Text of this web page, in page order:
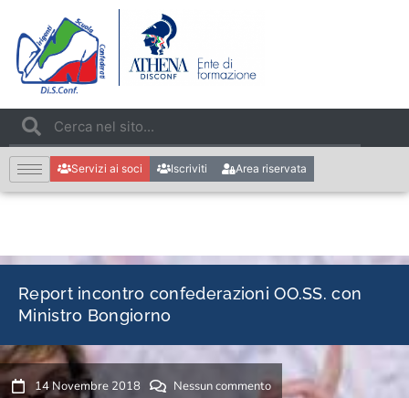
Servizi ai soci Iscriviti Area riservata
Report incontro confederazioni OO.SS. con
Ministro Bongiorno
14 Novembre 2018 Nessun commento